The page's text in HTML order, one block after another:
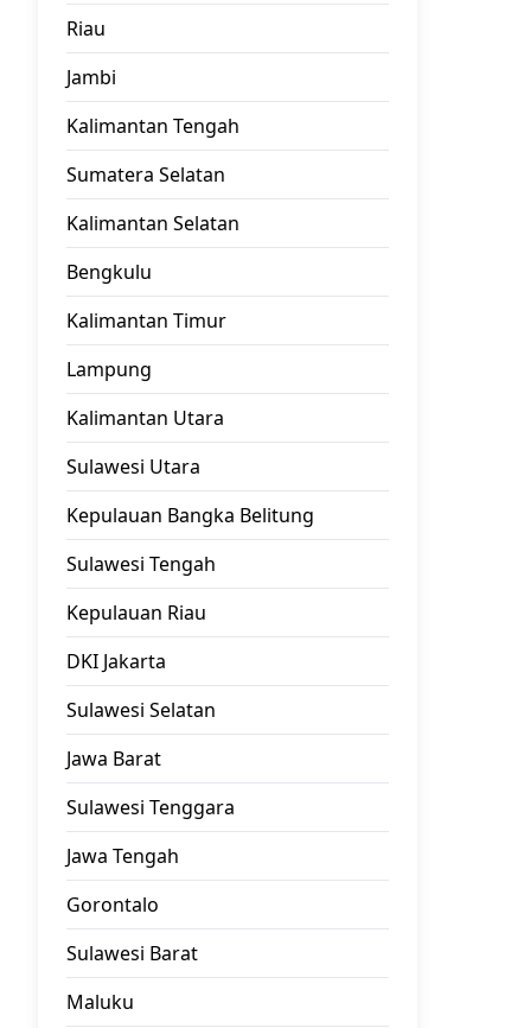
Riau
Jambi
Kalimantan Tengah
Sumatera Selatan
Kalimantan Selatan
Bengkulu
Kalimantan Timur
Lampung
Kalimantan Utara
Sulawesi Utara
Kepulauan Bangka Belitung
Sulawesi Tengah
Kepulauan Riau
DKI Jakarta
Sulawesi Selatan
Jawa Barat
Sulawesi Tenggara
Jawa Tengah
Gorontalo
Sulawesi Barat
Maluku